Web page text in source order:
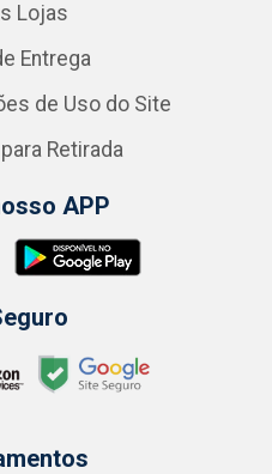
Lojas
Entrega
de Uso do Site
Retirada
APP